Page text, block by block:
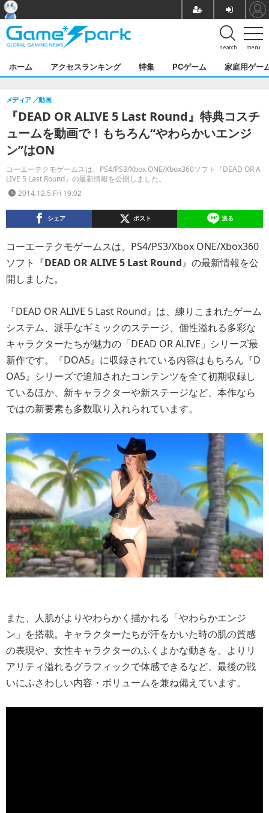
menu
search
ホーム アクセスランキング 特集 PCゲーム 家庭用ゲー
『DEAD OR ALIVE 5 Last Round』特典コスチ
ュームを動画で！もちろん“やわらかいエンジ
ン”はON
コーエーテクモゲームスは、PS4/PS3/Xbox ONE/Xbox360ソフト『DEAD OR A
LIVE 5 Last Round』の最新情報を公開しました。
メディア 動画
2014.12.5 Fri 19:02
シェア ポスト 送る
コーエーテクモゲームスは、PS4/PS3/Xbox ONE/Xbox360
ソフト『DEAD OR ALIVE 5 Last Round』の最新情報を公
開しました。
『DEAD OR ALIVE 5 Last Round』は、練りこまれたゲーム
システム、派手なギミックのステージ、個性溢れる多彩な
キャラクターたちが魅力の「DEAD OR ALIVE」シリーズ最
新作です。『DOA5』に収録されている内容はもちろん『D
OA5』シリーズで追加されたコンテンツを全て初期収録し
ているほか、新キャラクターや新ステージなど、本作なら
ではの新要素も多数取り入れられています。
また、人肌がよりやわらかく描かれる「やわらかエンジ
ン」を搭載。キャラクターたちが汗をかいた時の肌の質感
の表現や、女性キャラクターのふくよかな動きを、よりリ
アリティ溢れるグラフィックで体感できるなど、最後の戦
いにふさわしい内容・ボリュームを兼ね備えています。